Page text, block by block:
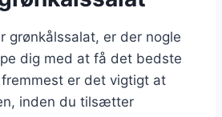
grønkålssalat, er der nogle
dig med at få det bedste
er det vigtigt at
inden du tilsætter